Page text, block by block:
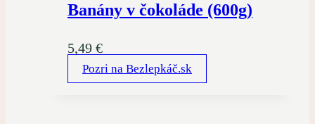
Banány v čokoláde (600g)
5,49 €
Pozri na Bezlepkáč.sk